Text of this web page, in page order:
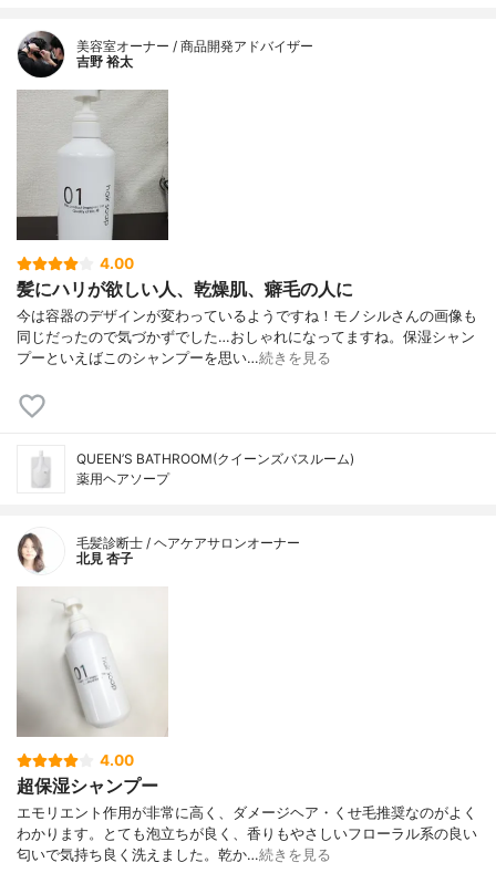
美容室オーナー / 商品開発アドバイザー
吉野 裕太
4.00
髪にハリが欲しい人、乾燥肌、癖毛の人に
今は容器のデザインが変わっているようですね！モノシルさんの画像も
同じだったので気づかずでした…おしゃれになってますね。保湿シャン
プーといえばこのシャンプーを思い…続きを見る
QUEEN’S BATHROOM(クイーンズバスルーム)
薬用ヘアソープ
毛髪診断士 / ヘアケアサロンオーナー
北見 杏子
4.00
超保湿シャンプー
エモリエント作用が非常に高く、ダメージヘア・くせ毛推奨なのがよく
わかります。とても泡立ちが良く、香りもやさしいフローラル系の良い
匂いで気持ち良く洗えました。乾か…続きを見る